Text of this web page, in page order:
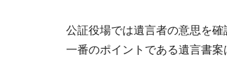
公証役場では遺言者の意思を
一番のポイントである遺言書案